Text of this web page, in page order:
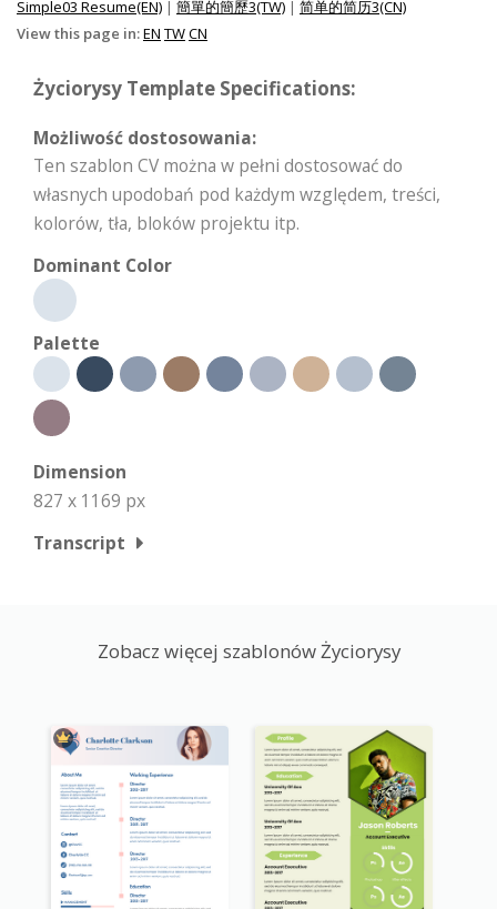
Simple03 Resume(EN) | 簡單的簡歷3(TW) | 简单的简历3(CN)
View this page in:EN TWCN
Życiorysy Template Specifications:
Możliwość dostosowania:
Ten szablon CV można w pełni dostosować do
własnych upodobań pod każdym względem, treści,
kolorów, tła, bloków projektu itp.
Dominant Color
Palette
Dimension
827 x 1169 px
Transcript
Zobacz więcej szablonów Życiorysy